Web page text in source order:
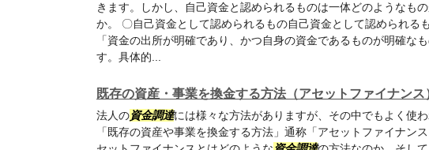
きます。しかし、自己資金と認められるものは一体どのようなも
か。 〇自己資金として認められるもの自己資金として認められる
「資金の出所が明確であり、かつ自身の資金であるものが明確な
す。具体的...
既存の資産・事業を換金する方法（アセットファイナンス
法人の資金調達には様々な方法がありますが、その中でもよく使
「既存の資産や事業を換金する方法」通称「アセットファイナン